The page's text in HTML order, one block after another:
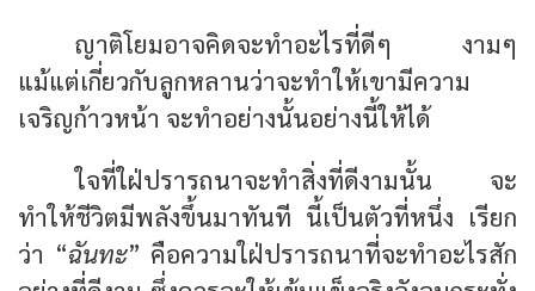
ญาติโยมอาจคิดจะทำอะไรที่ดีๆ งามๆ
แม้แต่เกี่ยวกับลูกหลานว่าจะทำให้เขามีความ
เจริญก้าวหน้า จะทำอย่างนั้นอย่างนี้ให้ได้
ใจที่ใฝ่ปรารถนาจะทำสิ่งที่ดีงามนั้น จะ
ทำให้ชีวิตมีพลังขึ้นมาทันที นี้เป็นตัวที่หนึ่ง เรียก
ว่า “ฉันทะ” คือความใฝ่ปรารถนาที่จะทำอะไรสัก